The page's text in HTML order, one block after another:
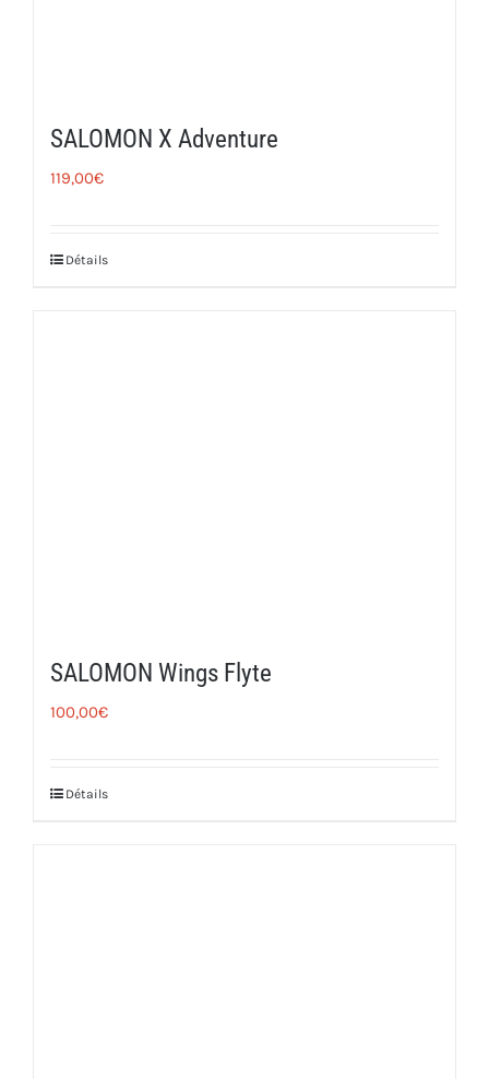
SALOMON X Adventure
119,00€
Détails
SALOMON Wings Flyte
100,00€
Détails